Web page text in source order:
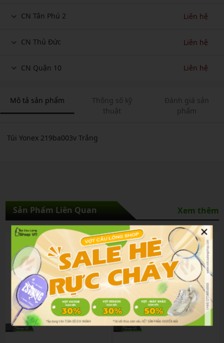
CN Tân Phú 2 Liên hệ
CN Thủ Đức Liên hệ
CN Quận 10 Liên hệ
Mô tả sản phẩm
Thông số kỹ
thuật
Đánh giá sản
phẩm
Túi Yonex 219ba003v Trắng
Sản Phẩm Liên Quan Xem thêm
×